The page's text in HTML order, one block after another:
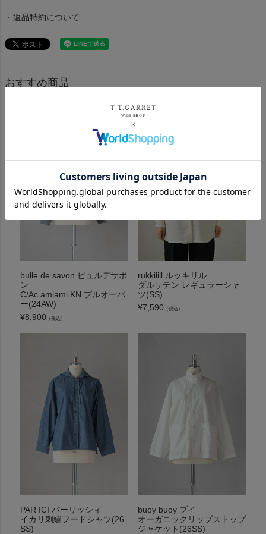
・返品特約について
おすすめ商品
bulle de savon ビュルデサボ
ン
C/Ac amiami KN プルオーバ
ー(24AW)
¥8,900 （税込）
rukkilill ルッキリル
ダルサテン レギュラーシャ
ツ(SS)
¥7,590 （税込）
PAR ICI パーリッシィ
イカリ刺繍フードシャツ(26
SS)
buoy buoy ブイ
オーガニックリップストップ
ジャケット(26SS)